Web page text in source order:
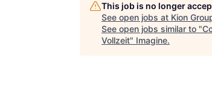
This job is no longer
See open jobs at Kion
See open jobs similar to "
Vollzeit" Imagine.